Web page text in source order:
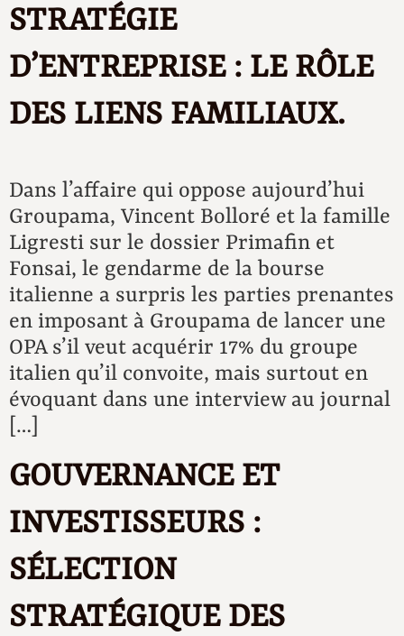
STRATÉGIE
D’ENTREPRISE : LE RÔLE
DES LIENS FAMILIAUX.
Dans l’affaire qui oppose aujourd’hui
Groupama, Vincent Bolloré et la famille
Ligresti sur le dossier Primafin et
Fonsai, le gendarme de la bourse
italienne a surpris les parties prenantes
en imposant à Groupama de lancer une
OPA s’il veut acquérir 17% du groupe
italien qu’il convoite, mais surtout en
évoquant dans une interview au journal
[…]
GOUVERNANCE ET
INVESTISSEURS :
SÉLECTION
STRATÉGIQUE DES